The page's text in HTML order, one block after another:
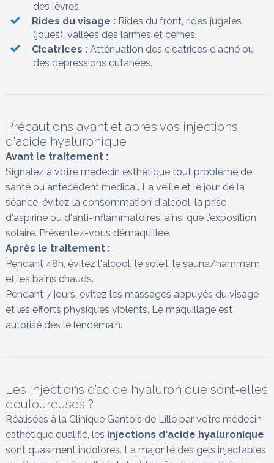
des lèvres.
Rides du visage :Rides du front, rides jugales
(joues), vallées des larmes et cernes.
Cicatrices :Atténuation des cicatrices d'acné ou
des dépressions cutanées.
Précautions avant et après vos injections
d'acide hyaluronique
Avant le traitement :
Signalez à votre médecin esthétique tout problème de
santé ou antécédent médical. La veille et le jour de la
séance, évitez la consommation d'alcool, la prise
d'aspirine ou d'anti-inflammatoires, ainsi que l'exposition
solaire. Présentez-vous démaquillée.
Après le traitement :
Pendant 48h, évitez l'alcool, le soleil, le sauna/hammam
et les bains chauds.
Pendant 7 jours, évitez les massages appuyés du visage
et les efforts physiques violents. Le maquillage est
autorisé dès le lendemain.
Les injections d’acide hyaluronique sont-elles
douloureuses ?
Réalisées à la Clinique Gantois de Lille par votre médecin
esthétique qualifié, les injections d'acide hyaluronique
sont quasiment indolores. La majorité des gels injectables